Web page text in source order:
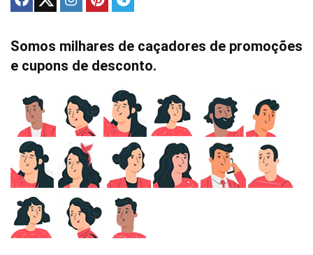
Somos milhares de caçadores de promoções
e cupons de desconto.